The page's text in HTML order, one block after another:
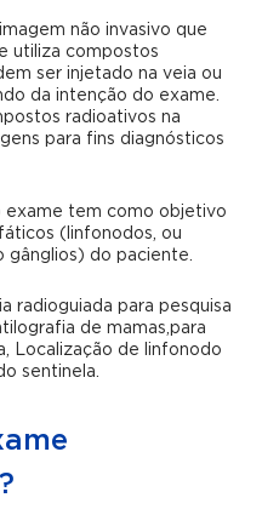
não invasivo que
utiliza compostos
ser injetado na veia ou
da intenção do exame.
radioativos na
para fins diagnósticos
exame tem como objetivo
(linfonodos, ou
gânglios) do paciente.
radioguiada para pesquisa
de mamas,para
Localização de linfonodo
sentinela.